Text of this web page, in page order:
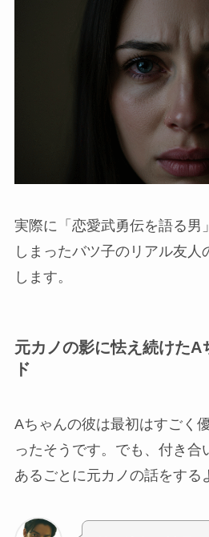
実際に「恋愛武勇伝を語る男
しまったバツ子のリアル友人
します。
元カノの影に怯え続けたA
ド
Aちゃんの彼は最初はすごく
ったそうです。でも、付き合
あるごとに元カノの話をする